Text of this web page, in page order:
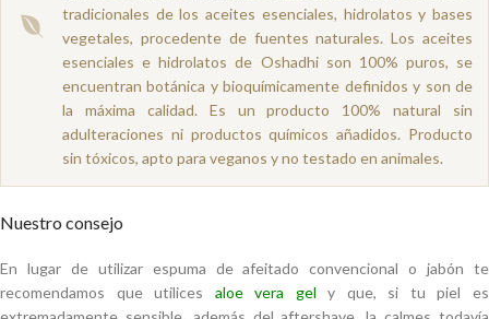
tradicionales de los aceites esenciales, hidrolatos y bases
vegetales, procedente de fuentes naturales. Los aceites
esenciales e hidrolatos de Oshadhi son 100% puros, se
encuentran botánica y bioquímicamente definidos y son de
la máxima calidad. Es un producto 100% natural sin
adulteraciones ni productos químicos añadidos. Producto
sin tóxicos, apto para veganos y no testado en animales.
Nuestro consejo
En lugar de utilizar espuma de afeitado convencional o jabón te
recomendamos que utilices aloe vera gel y que, si tu piel es